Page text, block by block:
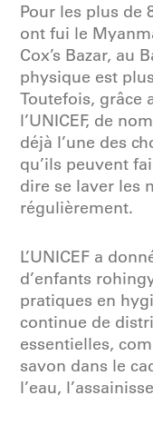
Pour les plus de
ont fui le
Cox’s Bazar, au
physique est
Toutefois, grâce
l’UNICEF, de
déjà l’une des
qu’ils peuvent
dire se laver les
régulièrement.
L’UNICEF a
d’enfants
pratiques en
continue de
essentielles,
savon dans le
l’eau,